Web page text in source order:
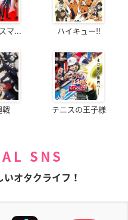
マ... ハイキュー!!
戦 テニスの王子様
SNS
オタクライフ！